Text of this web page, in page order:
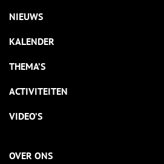
NIEUWS
KALENDER
THEMA’S
ACTIVITEITEN
VIDEO’S
OVER ONS